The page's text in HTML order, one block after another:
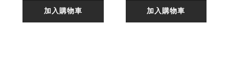
加入購物車 加入購物車